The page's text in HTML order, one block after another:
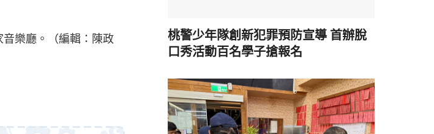
樂廳。（編輯：陳政
桃警少年隊創新犯罪預防宣導 首辦脫
口秀活動百名學子搶報名